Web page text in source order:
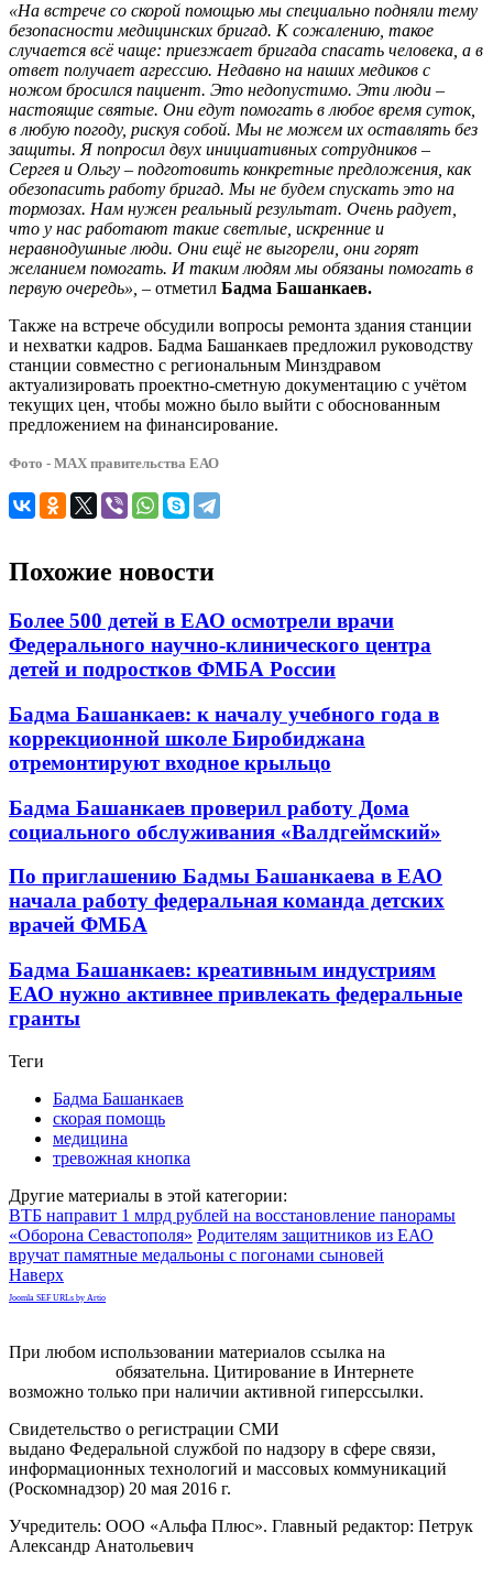
«На встрече со скорой помощью мы специально подняли тему
безопасности медицинских бригад. К сожалению, такое
случается всё чаще: приезжает бригада спасать человека, а в
ответ получает агрессию. Недавно на наших медиков с
ножом бросился пациент. Это недопустимо. Эти люди –
настоящие святые. Они едут помогать в любое время суток,
в любую погоду, рискуя собой. Мы не можем их оставлять без
защиты. Я попросил двух инициативных сотрудников –
Сергея и Ольгу – подготовить конкретные предложения, как
обезопасить работу бригад. Мы не будем спускать это на
тормозах. Нам нужен реальный результат. Очень радует,
что у нас работают такие светлые, искренние и
неравнодушные люди. Они ещё не выгорели, они горят
желанием помогать. И таким людям мы обязаны помогать в
первую очередь», – отметил Бадма Башанкаев.
Также на встрече обсудили вопросы ремонта здания станции
и нехватки кадров. Бадма Башанкаев предложил руководству
станции совместно с региональным Минздравом
актуализировать проектно-сметную документацию с учётом
текущих цен, чтобы можно было выйти с обоснованным
предложением на финансирование.
Фото - МАХ правительства ЕАО
Похожие новости
Более 500 детей в ЕАО осмотрели врачи
Федерального научно-клинического центра
детей и подростков ФМБА России
Бадма Башанкаев: к началу учебного года в
коррекционной школе Биробиджана
отремонтируют входное крыльцо
Бадма Башанкаев проверил работу Дома
социального обслуживания «Валдгеймский»
По приглашению Бадмы Башанкаева в ЕАО
начала работу федеральная команда детских
врачей ФМБА
Бадма Башанкаев: креативным индустриям
ЕАО нужно активнее привлекать федеральные
гранты
Теги
Бадма Башанкаев
скорая помощь
медицина
тревожная кнопка
Другие материалы в этой категории:
ВТБ направит 1 млрд рублей на восстановление панорамы
«Оборона Севастополя» Родителям защитников из ЕАО
вручат памятные медальоны с погонами сыновей
Наверх
Joomla SEF URLs by Artio
При любом использовании материалов ссылка на
обязательна. Цитирование в Интернете
возможно только при наличии активной гиперссылки.
Свидетельство о регистрации СМИ
выдано Федеральной службой по надзору в сфере связи,
информационных технологий и массовых коммуникаций
(Роскомнадзор) 20 мая 2016 г.
Учредитель: ООО «Альфа Плюс». Главный редактор: Петрук
Александр Анатольевич